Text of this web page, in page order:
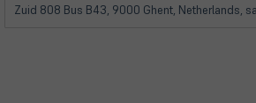
Zuid 808 Bus B43, 9000 Ghent, Netherlands,